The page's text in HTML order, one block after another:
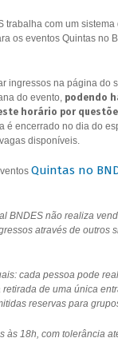
trabalha com um sistema
os eventos Quintas no
ingressos na página do
do evento, podendo
horário por
é encerrado no dia do
disponíveis.
Quintas no
BNDES não realiza
através de outros
cada pessoa pode
de uma única
reservas para
às 18h, com tolerância